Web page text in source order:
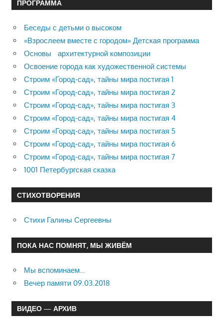
ПРОГРАММА
Беседы с детьми о высоком
«Взрослеем вместе с городом» Детская программа
Основы архитектурной композиции
Освоение города как художественной системы
Строим «Город-сад», тайны мира постигая 1
Строим «Город-сад», тайны мира постигая 2
Строим «Город-сад», тайны мира постигая 3
Строим «Город-сад», тайны мира постигая 4
Строим «Город-сад», тайны мира постигая 5
Строим «Город-сад», тайны мира постигая 6
Строим «Город-сад», тайны мира постигая 7
1001 Петербургская сказка
СТИХОТВОРЕНИЯ
Стихи Галины Сергеевны
ПОКА НАС ПОМНЯТ, МЫ ЖИВЁМ
Мы вспоминаем…
Вечер памяти 09.03.2018
ВИДЕО — АРХИВ